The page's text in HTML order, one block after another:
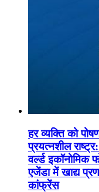
हर व्यक्ति को
प्रयत्नशील
वर्ल्ड इकॉनोमिक
एजेंडा में खाद्य
कांफ्रेंस